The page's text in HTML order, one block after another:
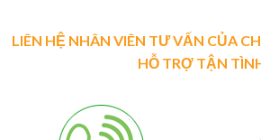
LIÊN HỆ NHÂN VIÊN TƯ VẤN CỦA
HỖ TRỢ TẬN